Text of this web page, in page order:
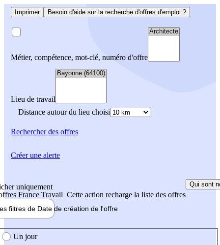
Imprimer Besoin d'aide sur la recherche d'offres d'emploi ?
Métier, compétence, mot-clé, numéro d'offre
Lieu de travail
Distance autour du lieu choisi
Rechercherdes offres
uniquement
France Travail Cette action recharge la liste des offres
Qui sont
filtres de Date de création de l'offre
création de l'offre
Un jour
Créer une alerte